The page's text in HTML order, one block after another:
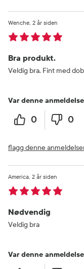
Bra produkt.
2 år siden
Wenche
Veldig bra. Fint med
Var denne
0 0
flagg denne
Nødvendig
2 år siden
America
Veldig bra
Var denne